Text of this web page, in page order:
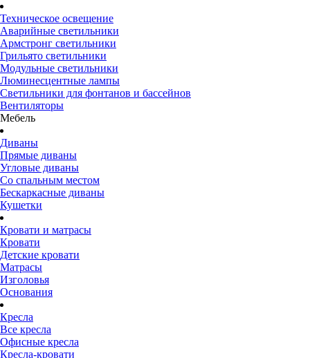
Техническое освещение
Аварийные светильники
Армстронг светильники
Грильято светильники
Модульные светильники
Люминесцентные лампы
Светильники для фонтанов и бассейнов
Вентиляторы
Мебель
Диваны
Прямые диваны
Угловые диваны
Со спальным местом
Бескаркасные диваны
Кушетки
Кровати и матрасы
Кровати
Детские кровати
Матрасы
Изголовья
Основания
Кресла
Все кресла
Офисные кресла
Кресла-кровати